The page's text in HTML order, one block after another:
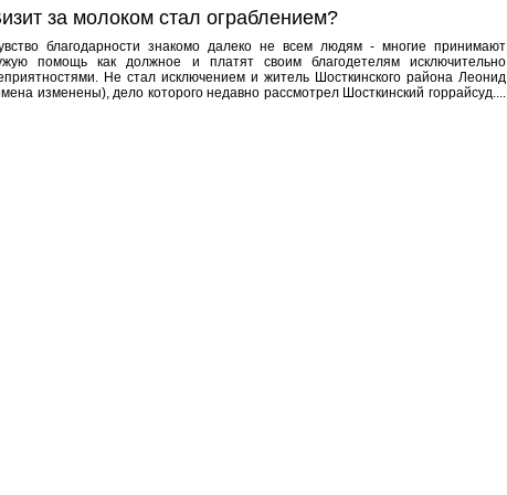
за молоком стал ограблением?
благодарности знакомо далеко не всем людям - многие принимают
помощь как должное и платят своим благодетелям исключительно
Не стал исключением и житель Шосткинского района Леонид
изменены), дело которого недавно рассмотрел Шосткинский горрайсуд....